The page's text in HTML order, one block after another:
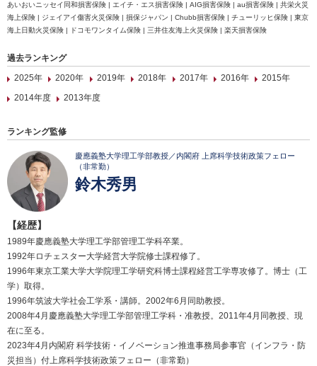
あいおいニッセイ同和損害保険 | エイチ・エス損害保険 | AIG損害保険 | au損害保険 | 共栄火災
海上保険 | ジェイアイ傷害火災保険 | 損保ジャパン | Chubb損害保険 | チューリッヒ保険 | 東京
海上日動火災保険 | ドコモワンタイム保険 | 三井住友海上火災保険 | 楽天損害保険
過去ランキング
2025年
2020年 2019年 2018年 2017年 2016年
2015年
2014年度
2013年度
ランキング監修
慶應義塾大学理工学部教授／内閣府 上席科学技術政策フェロー
（非常勤）
鈴木秀男
【経歴】
1989年慶應義塾大学理工学部管理工学科卒業。
1992年ロチェスター大学経営大学院修士課程修了。
1996年東京工業大学大学院理工学研究科博士課程経営工学専攻修了。博士（工
学）取得。
1996年筑波大学社会工学系・講師。2002年6月同助教授。
2008年4月慶應義塾大学理工学部管理工学科・准教授。2011年4月同教授、現
在に至る。
2023年4月内閣府 科学技術・イノベーション推進事務局参事官（インフラ・防
災担当）付上席科学技術政策フェロー（非常勤）